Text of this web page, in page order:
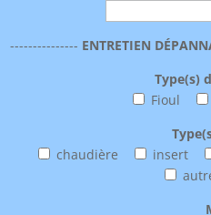
--------------- ENTRETIEN
Type(s)
Fioul
chaudière
insert